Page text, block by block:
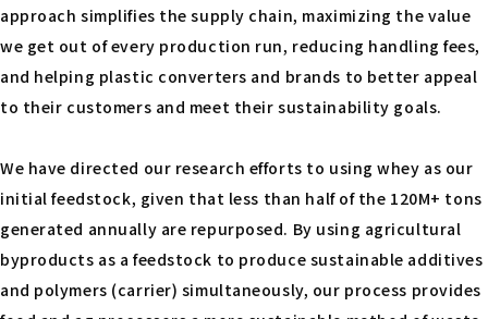
approach simplifies the supply chain, maximizing the value
we get out of every production run, reducing handling fees,
and helping plastic converters and brands to better appeal
to their customers and meet their sustainability goals.
We have directed our research efforts to using whey as our
initial feedstock, given that less than half of the 120M+ tons
generated annually are repurposed. By using agricultural
byproducts as a feedstock to produce sustainable additives
and polymers (carrier) simultaneously, our process provides